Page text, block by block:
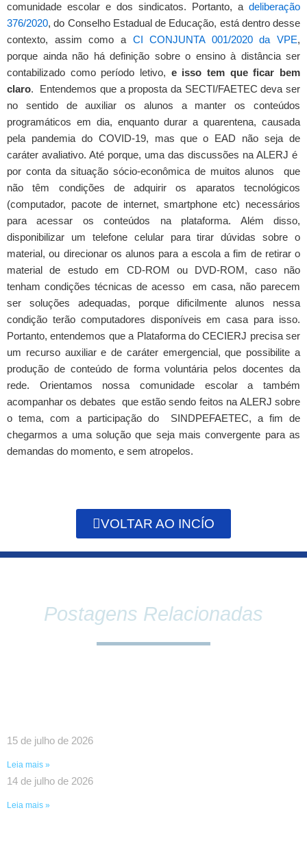
comunidade escolar e dos sindicatos. Portanto, a deliberação
376/2020, do Conselho Estadual de Educação, está dentro desse
contexto, assim como a CI CONJUNTA 001/2020 da VPE,
porque ainda não há definição sobre o ensino à distância ser
contabilizado como período letivo, e isso tem que ficar bem
claro. Entendemos que a proposta da SECTI/FAETEC deva ser
no sentido de auxiliar os alunos a manter os conteúdos
programáticos em dia, enquanto durar a quarentena, causada
pela pandemia do COVID-19, mas que o EAD não seja de
caráter avaliativo. Até porque, uma das discussões na ALERJ é
por conta da situação sócio-econômica de muitos alunos que
não têm condições de adquirir os aparatos tecnológicos
(computador, pacote de internet, smartphone etc) necessários
para acessar os conteúdos na plataforma. Além disso,
disponibilizar um telefone celular para tirar dúvidas sobre o
material, ou direcionar os alunos para a escola a fim de retirar o
material de estudo em CD-ROM ou DVD-ROM, caso não
tenham condições técnicas de acesso em casa, não parecem
ser soluções adequadas, porque dificilmente alunos nessa
condição terão computadores disponíveis em casa para isso.
Portanto, entendemos que a Plataforma do CECIERJ precisa ser
um recurso auxiliar e de caráter emergencial, que possibilite a
produção de conteúdo de forma voluntária pelos docentes da
rede. Orientamos nossa comunidade escolar a também
acompanhar os debates que estão sendo feitos na ALERJ sobre
o tema, com a participação do SINDPEFAETEC, a fim de
chegarmos a uma solução que seja mais convergente para as
demandas do momento, e sem atropelos.
VOLTAR AO INCÍO
Postagens Relacionadas
15 de julho de 2026
Leia mais »
14 de julho de 2026
Leia mais »